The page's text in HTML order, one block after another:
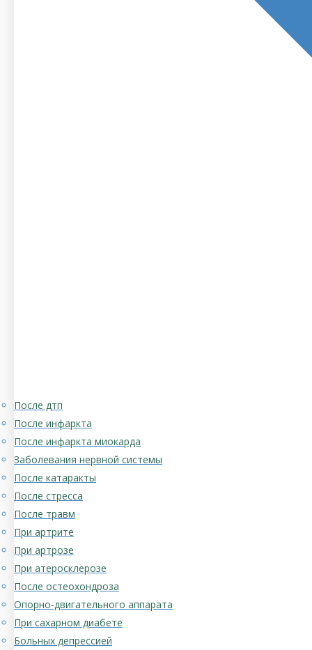
После дтп
После инфаркта
После инфаркта миокарда
Заболевания нервной системы
После катаракты
После стресса
После травм
При артрите
При артрозе
При атеросклерозе
После остеохондроза
Опорно-двигательного аппарата
При сахарном диабете
Больных депрессией